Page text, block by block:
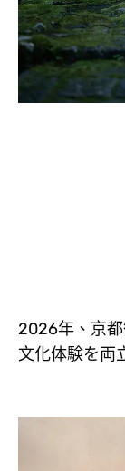
2026年、京
文化体験を両